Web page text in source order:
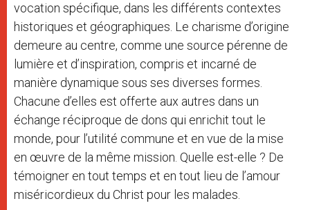
vocation spécifique, dans les différents contextes
historiques et géographiques. Le charisme d’origine
demeure au centre, comme une source pérenne de
lumière et d’inspiration, compris et incarné de
manière dynamique sous ses diverses formes.
Chacune d’elles est offerte aux autres dans un
échange réciproque de dons qui enrichit tout le
monde, pour l’utilité commune et en vue de la mise
en œuvre de la même mission. Quelle est-elle ? De
témoigner en tout temps et en tout lieu de l’amour
miséricordieux du Christ pour les malades.